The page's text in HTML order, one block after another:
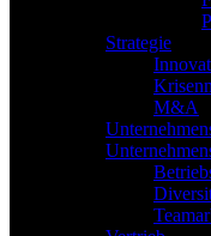
Strategie
M&A